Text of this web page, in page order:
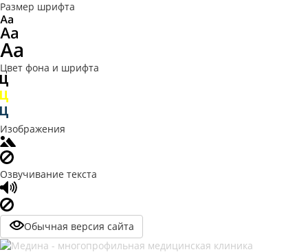
Размер шрифта
Цвет фона и шрифта
Изображения
Озвучивание текста
Обычная версия сайта